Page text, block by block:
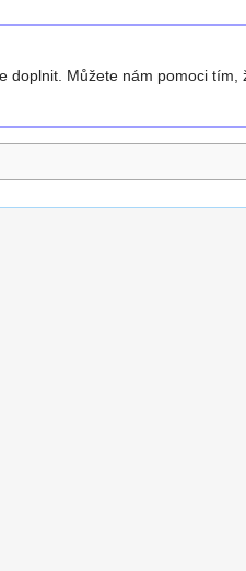
doplnit. Můžete nám pomoci tím,